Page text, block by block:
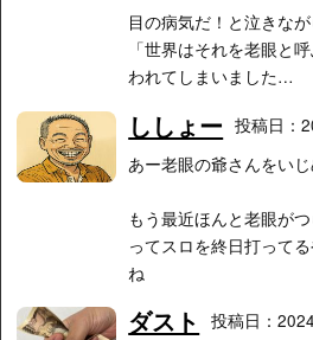
目の病気だ！と泣きな
「世界はそれを老眼と
われてしまいました…
ししょー 投稿日：
あー老眼の爺さんをい
もう最近ほんと老眼が
ってスロを終日打って
ね
ダスト
投稿日：